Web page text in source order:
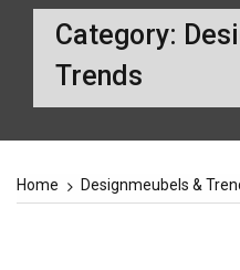
Category:
Trends
Home Designmeubels &